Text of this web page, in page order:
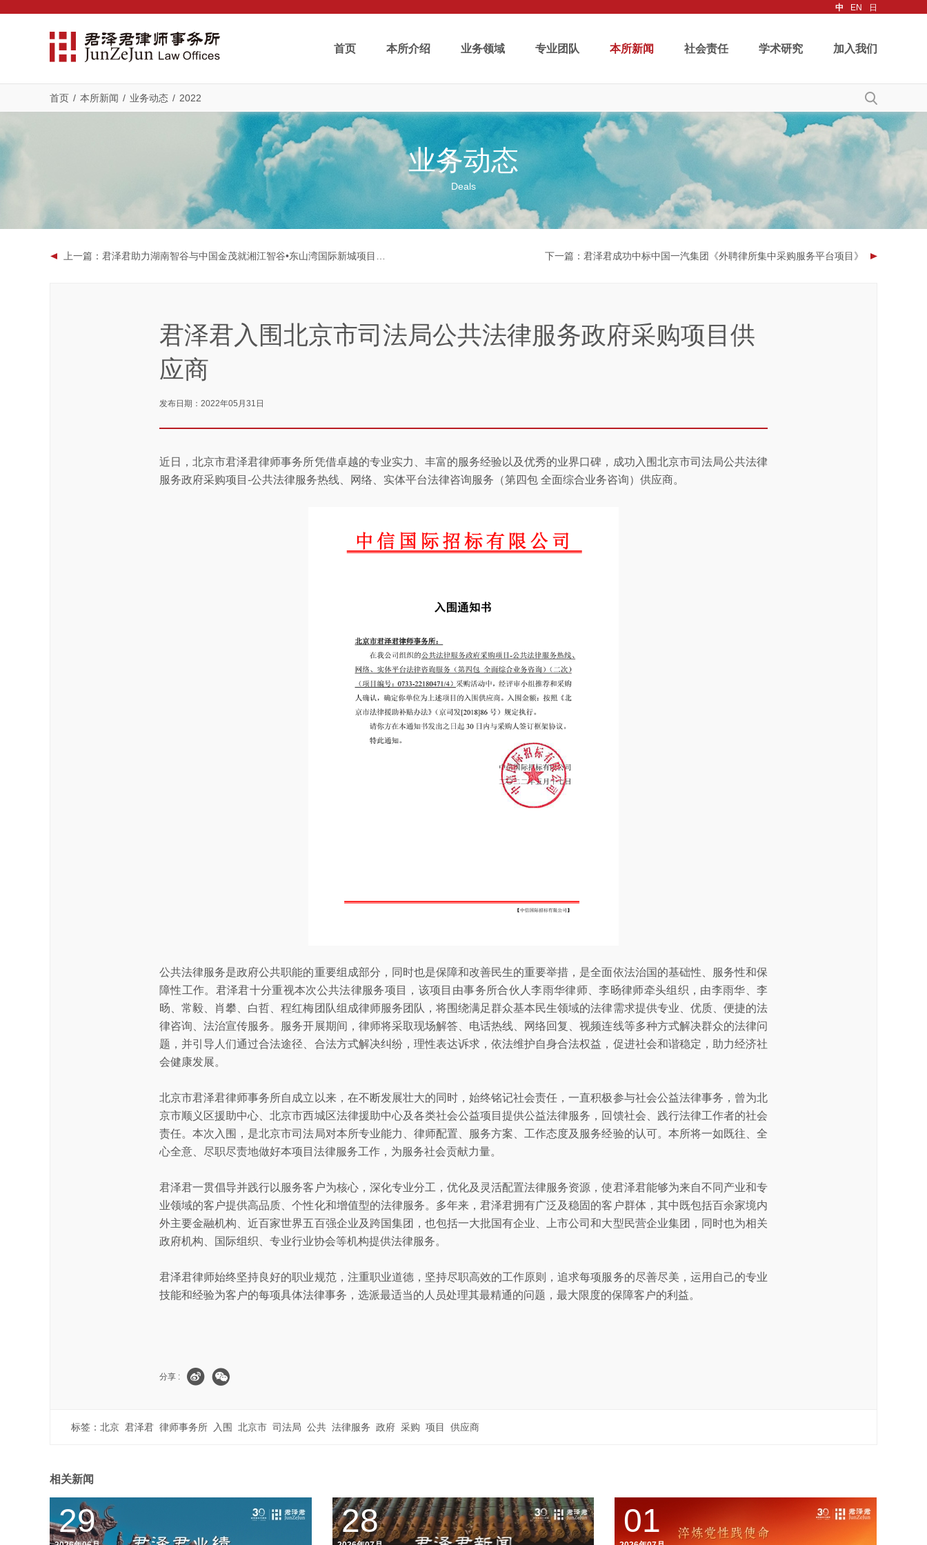
中 EN 日
首页 本所介绍 业务领域 专业团队 本所新闻 社会责任 学术研究 加入我们
首页 / 本所新闻 / 业务动态 / 2022
业务动态
Deals
上一篇 ：君泽君助力湖南智谷与中国金茂就湘江智谷•东山湾国际新城项目达成合作 下一篇 ：君泽君成功中标中国一汽集团《外聘律所集中采购服务平台项目》
君泽君入围北京市司法局公共法律服务政府采购项目供
应商
发布日期：2022年05月31日
近日，北京市君泽君律师事务所凭借卓越的专业实力、丰富的服务经验以及优秀的业界口碑，成功入围北京市司法局公共法律
服务政府采购项目-公共法律服务热线、网络、实体平台法律咨询服务（第四包 全面综合业务咨询）供应商。
公共法律服务是政府公共职能的重要组成部分，同时也是保障和改善民生的重要举措，是全面依法治国的基础性、服务性和保
障性工作。君泽君十分重视本次公共法律服务项目，该项目由事务所合伙人李雨华律师、李旸律师牵头组织，由李雨华、李
旸、常毅、肖攀、白哲、程红梅团队组成律师服务团队，将围绕满足群众基本民生领域的法律需求提供专业、优质、便捷的法
律咨询、法治宣传服务。服务开展期间，律师将采取现场解答、电话热线、网络回复、视频连线等多种方式解决群众的法律问
题，并引导人们通过合法途径、合法方式解决纠纷，理性表达诉求，依法维护自身合法权益，促进社会和谐稳定，助力经济社
会健康发展。
北京市君泽君律师事务所自成立以来，在不断发展壮大的同时，始终铭记社会责任，一直积极参与社会公益法律事务，曾为北
京市顺义区援助中心、北京市西城区法律援助中心及各类社会公益项目提供公益法律服务，回馈社会、践行法律工作者的社会
责任。本次入围，是北京市司法局对本所专业能力、律师配置、服务方案、工作态度及服务经验的认可。本所将一如既往、全
心全意、尽职尽责地做好本项目法律服务工作，为服务社会贡献力量。
君泽君一贯倡导并践行以服务客户为核心，深化专业分工，优化及灵活配置法律服务资源，使君泽君能够为来自不同产业和专
业领域的客户提供高品质、个性化和增值型的法律服务。多年来，君泽君拥有广泛及稳固的客户群体，其中既包括百余家境内
外主要金融机构、近百家世界五百强企业及跨国集团，也包括一大批国有企业、上市公司和大型民营企业集团，同时也为相关
政府机构、国际组织、专业行业协会等机构提供法律服务。
君泽君律师始终坚持良好的职业规范，注重职业道德，坚持尽职高效的工作原则，追求每项服务的尽善尽美，运用自己的专业
技能和经验为客户的每项具体法律事务，选派最适当的人员处理其最精通的问题，最大限度的保障客户的利益。
分享 :
标签： 北京 君泽君 律师事务所 入围 北京市 司法局 公共 法律服务 政府 采购 项目 供应商
相关新闻
29 28 01